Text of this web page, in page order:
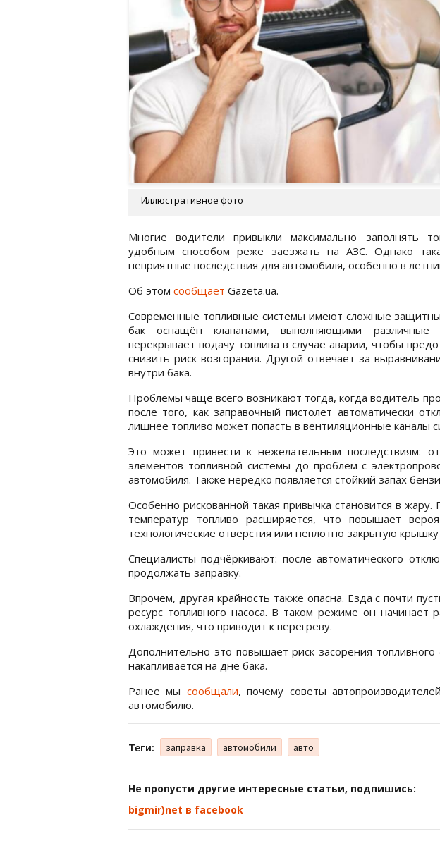
Иллюстративное фото
Многие водители привыкли максимально заполнять
удобным способом реже заезжать на АЗС. Однако
неприятные последствия для автомобиля, особенно в
Об этом сообщает Gazeta.ua.
Современные топливные системы имеют сложные
бак оснащён клапанами, выполняющими
перекрывает подачу топлива в случае аварии, чтобы
снизить риск возгорания. Другой отвечает за
внутри бака.
Проблемы чаще всего возникают тогда, когда водитель
после того, как заправочный пистолет автоматически
лишнее топливо может попасть в вентиляционные каналы
Это может привести к нежелательным последствиям:
элементов топливной системы до проблем с
автомобиля. Также нередко появляется стойкий запах
Особенно рискованной такая привычка становится в
температур топливо расширяется, что повышает
технологические отверстия или неплотно закрытую крышку
Специалисты подчёркивают: после автоматического
продолжать заправку.
Впрочем, другая крайность также опасна. Езда с почти
ресурс топливного насоса. В таком режиме он начинает
охлаждения, что приводит к перегреву.
Дополнительно это повышает риск засорения
накапливается на дне бака.
Ранее мы сообщали, почему советы
автомобилю.
Теги: заправка автомобили авто
Не пропусти другие интересные статьи, подпишись:
bigmir)net в facebook